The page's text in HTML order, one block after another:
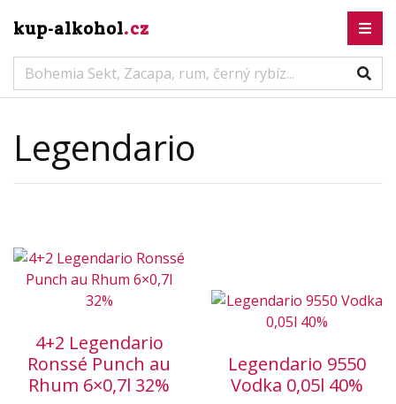
kup-alkohol.cz
Legendario
4+2 Legendario
Ronssé Punch au
Rhum 6×0,7l 32%
Legendario 9550
Vodka 0,05l 40%